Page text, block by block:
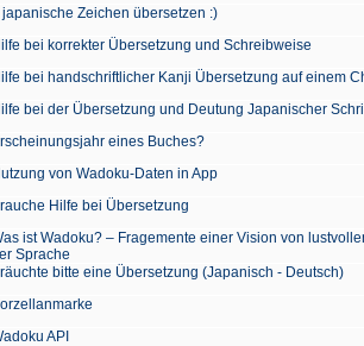
japanische Zeichen übersetzen :)
bei korrekter Übersetzung und Schreibweise
bei handschriftlicher Kanji Übersetzung auf einem
bei der Übersetzung und Deutung Japanischer
eines Buches?
von Wadoku-Daten in App
Hilfe bei Übersetzung
ist Wadoku? – Fragemente einer Vision von
Sprache
bitte eine Übersetzung (Japanisch - Deutsch)
API